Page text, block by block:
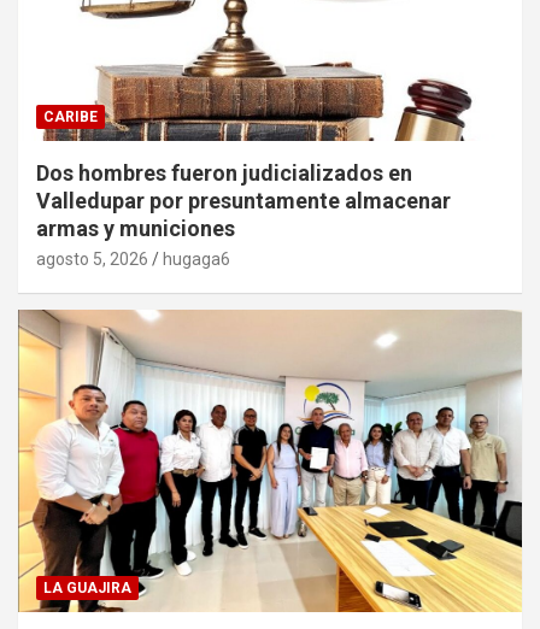
CARIBE
Dos hombres fueron judicializados en
Valledupar por presuntamente almacenar
armas y municiones
agosto 5, 2026 hugaga6
LA GUAJIRA